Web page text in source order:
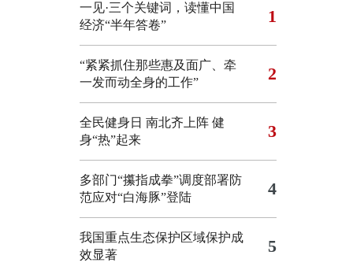
一见·三个关键词，读懂中国
经济“半年答卷”
1
“紧紧抓住那些惠及面广、牵
一发而动全身的工作”
2
全民健身日 南北齐上阵 健
身“热”起来
3
多部门“攥指成拳”调度部署防
范应对“白海豚”登陆
4
我国重点生态保护区域保护成
效显著
5